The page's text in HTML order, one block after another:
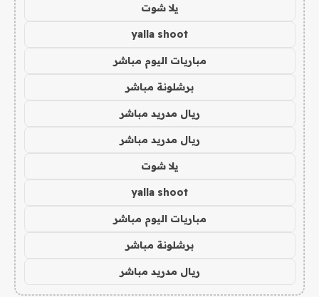
يلا شوت
yalla shoot
مباريات اليوم مباشر
برشلونة مباشر
ريال مدريد مباشر
ريال مدريد مباشر
يلا شوت
yalla shoot
مباريات اليوم مباشر
برشلونة مباشر
ريال مدريد مباشر